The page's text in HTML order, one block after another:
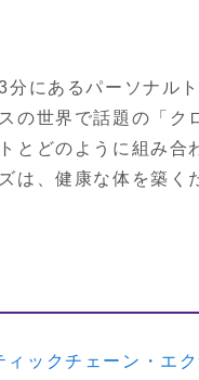
にあるパーソナル
の世界で話題の「ク
とどのように組み合
は、健康な体を築く
ィックチェーン・エ